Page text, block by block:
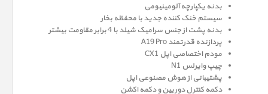
بدنه یکپارچه آلومینیومی
سیستم خنک کننده جدید با محفظه بخار
بدنه پشت از جنس سرامیک شیلد با 4 برابر مقاومت بیشتر
پردازنده قدرتمند A19 Pro
مودم اختصاصی اپل CX1
چیپ وایرلس N1
پشتیبانی از هوش مصنوعی اپل
دکمه کنترل دوربین و دکمه اکشن